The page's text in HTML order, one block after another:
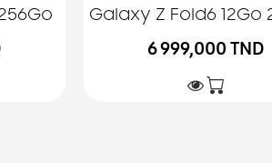
Galaxy Z Fold6 12Go
6 999,000 TND